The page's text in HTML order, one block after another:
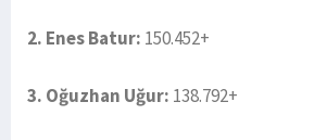
2. Enes Batur: 150.452+
3. Oğuzhan Uğur: 138.792+